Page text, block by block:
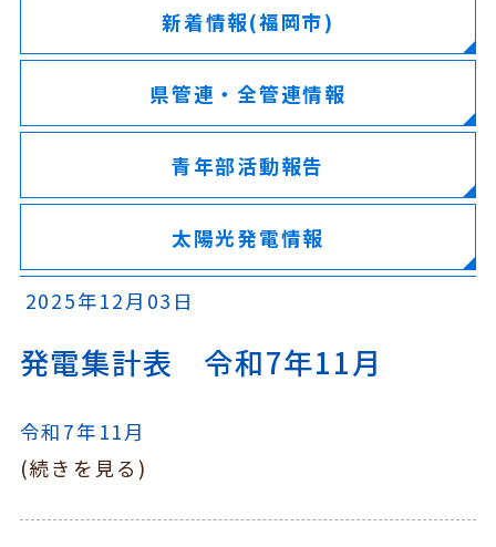
新着情報(福岡市)
県管連・全管連情報
青年部活動報告
太陽光発電情報
2025年12月03日
発電集計表 令和7年11月
令和7年11月
(続きを見る)